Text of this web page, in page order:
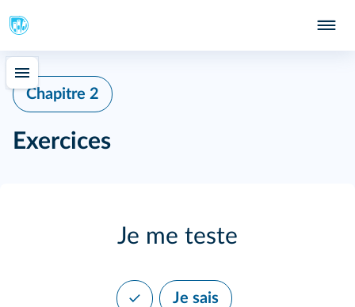
Chapitre 2
Exercices
Je me teste
Je sais